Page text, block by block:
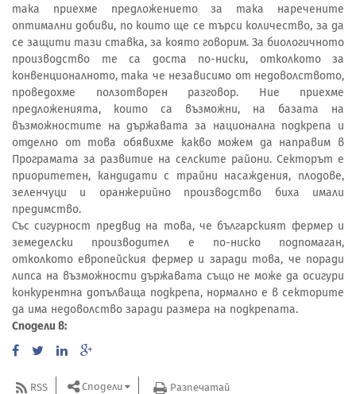
така приехме предложението за така наречените
оптимални добиви, по които ще се търси количество, за да
се защити тази ставка, за която говорим. За биологичното
производство те са доста по-ниски, отколкото за
конвенционалното, така че независимо от недоволството,
проведохме ползотворен разговор. Ние приехме
предложенията, които са възможни, на базата на
възможностите на държавата за национална подкрепа и
отделно от това обявихме какво можем да направим в
Програмата за развитие на селските райони. Секторът е
приоритетен, кандидати с трайни насаждения, плодове,
зеленчуци и оранжерийно производство биха имали
предимство.
Със сигурност предвид на това, че българският фермер и
земеделски производител е по-ниско подпомаган,
отколкото европейския фермер и заради това, че поради
липса на възможности държавата също не може да осигури
конкурентна допълваща подкрепа, нормално е в секторите
да има недоволство заради размера на подкрепата.
Сподели в:
RSS Сподели Разпечатай